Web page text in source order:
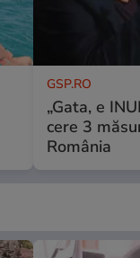
GSP.RO
„Gata, e
cere 3
România